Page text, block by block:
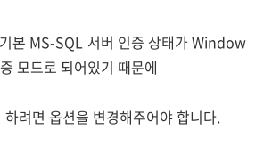
본 MS-SQL 서버 인증 상태가 Window
모드로 되어있기 때문에
하려면 옵션을 변경해주어야 합니다.